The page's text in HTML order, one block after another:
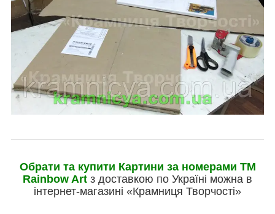
Обрати та купити Картини за номерами ТМ
Rainbow Art з доставкою по Україні можна в
інтернет-магазині «Крамниця Творчості»